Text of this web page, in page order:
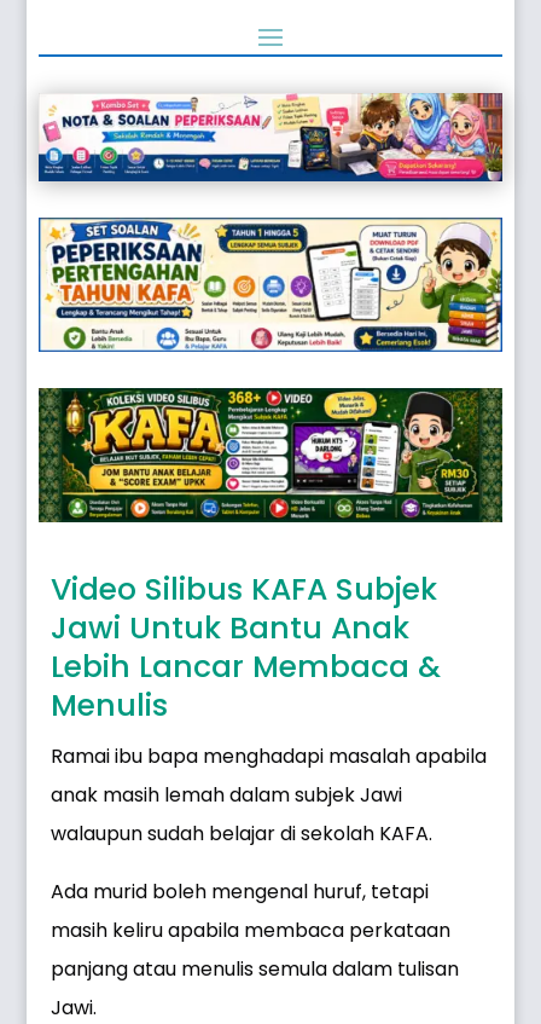
Video Silibus KAFA Subjek
Jawi Untuk Bantu Anak
Lebih Lancar Membaca &
Menulis
Ramai ibu bapa menghadapi masalah apabila
anak masih lemah dalam subjek Jawi
walaupun sudah belajar di sekolah KAFA.
Ada murid boleh mengenal huruf, tetapi
masih keliru apabila membaca perkataan
panjang atau menulis semula dalam tulisan
Jawi.